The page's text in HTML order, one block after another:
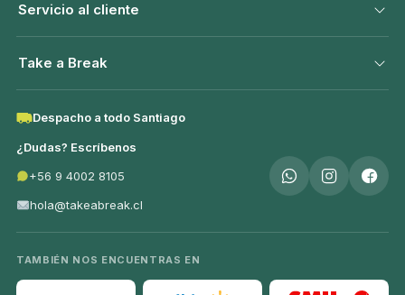
Servicio al cliente
Take a Break
Despacho a todo Santiago
¿Dudas? Escríbenos
+56 9 4002 8105
hola@takeabreak.cl
TAMBIÉN NOS ENCUENTRAS EN